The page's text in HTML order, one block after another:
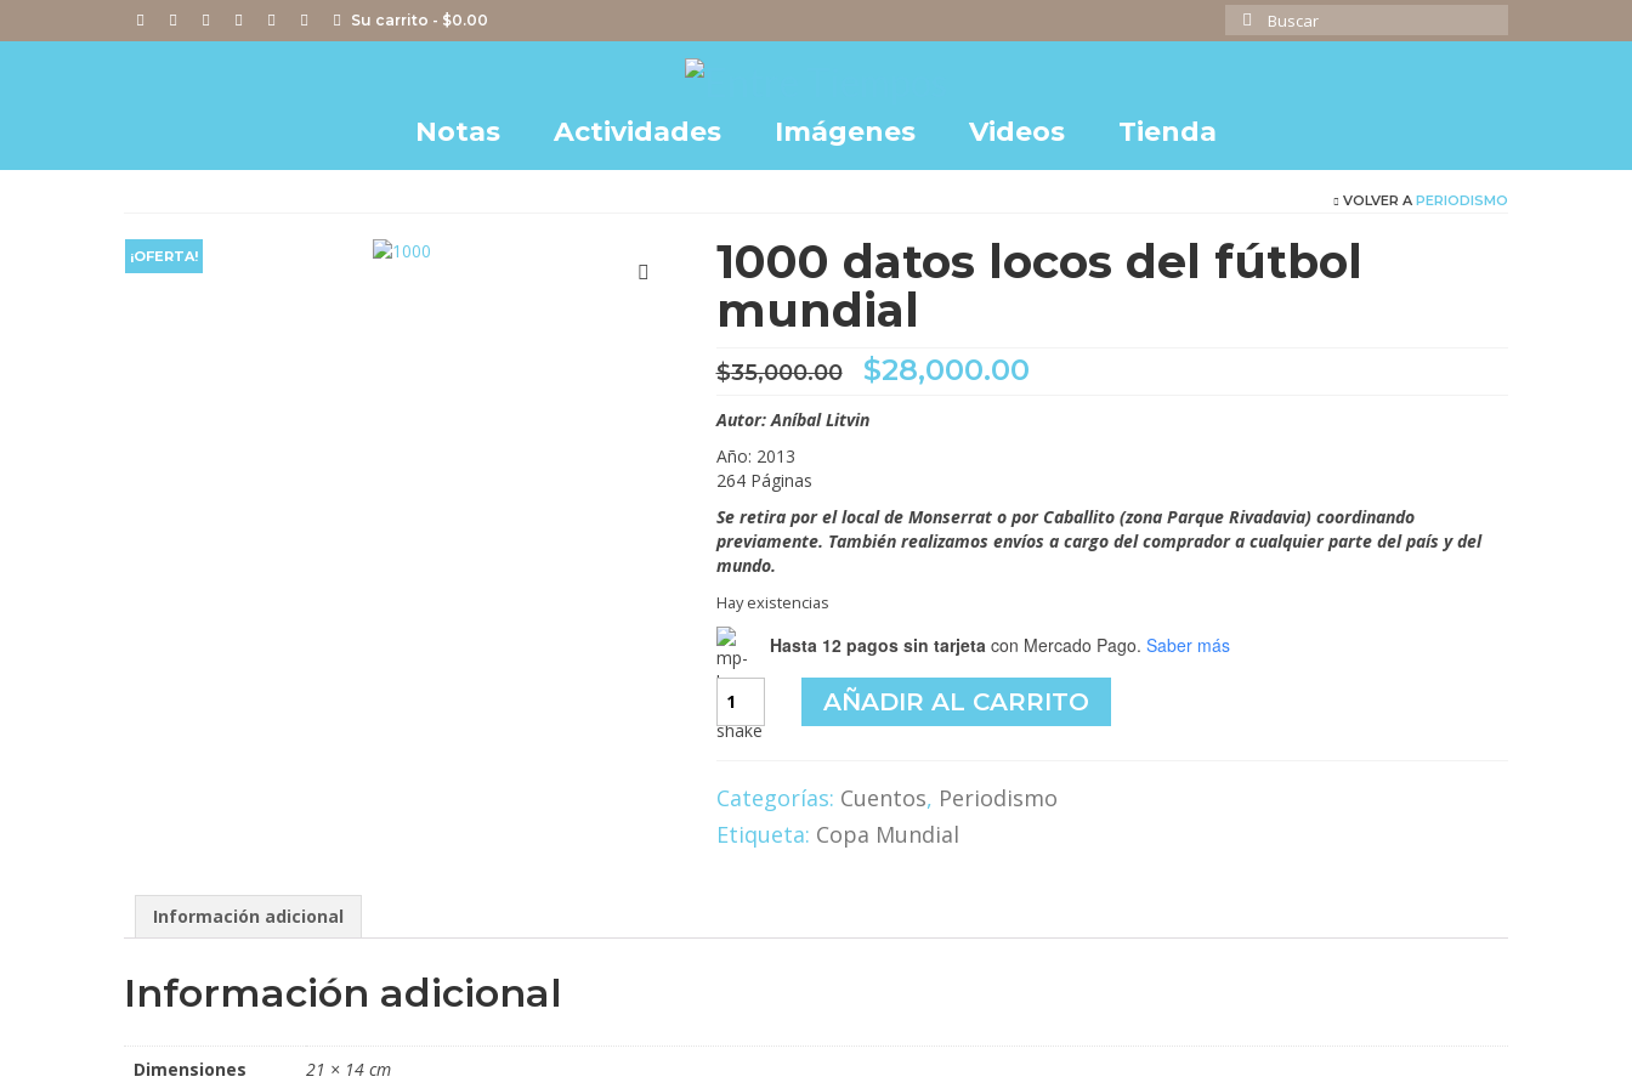
Su carrito - $0.00
Buscar
por:
Notas Actividades Imágenes Videos Tienda
VOLVER A PERIODISMO
¡OFERTA!
1000 datos locos del fútbol
mundial
$35,000.00 El
precio
original
$28,000.00El
Autor: Aníbal Litvin
Año: 2013
264 Páginas
Se retira por el local de Monserrat o por Caballito (zona Parque Rivadavia) coordinando
previamente. También realizamos envíos a cargo del comprador a cualquier parte del país y del
mundo.
Hay existencias
Hasta 12 pagos sin tarjetacon Mercado Pago. Saber más
datos
locos
fútbol
mundial
cantidad
AÑADIR AL CARRITO
Categorías: Cuentos, Periodismo
Etiqueta: Copa Mundial
Información adicional
Información adicional
Dimensiones 21 × 14 cm